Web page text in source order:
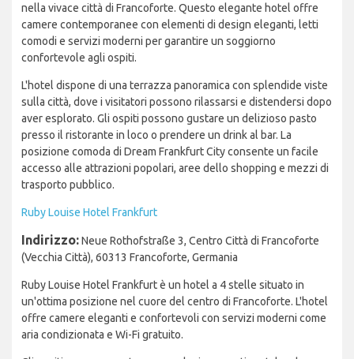
nella vivace città di Francoforte. Questo elegante hotel offre
camere contemporanee con elementi di design eleganti, letti
comodi e servizi moderni per garantire un soggiorno
confortevole agli ospiti.
L'hotel dispone di una terrazza panoramica con splendide viste
sulla città, dove i visitatori possono rilassarsi e distendersi dopo
aver esplorato. Gli ospiti possono gustare un delizioso pasto
presso il ristorante in loco o prendere un drink al bar. La
posizione comoda di Dream Frankfurt City consente un facile
accesso alle attrazioni popolari, aree dello shopping e mezzi di
trasporto pubblico.
Ruby Louise Hotel Frankfurt
Indirizzo:Neue Rothofstraße 3, Centro Città di Francoforte
(Vecchia Città), 60313 Francoforte, Germania
Ruby Louise Hotel Frankfurt è un hotel a 4 stelle situato in
un'ottima posizione nel cuore del centro di Francoforte. L'hotel
offre camere eleganti e confortevoli con servizi moderni come
aria condizionata e Wi-Fi gratuito.